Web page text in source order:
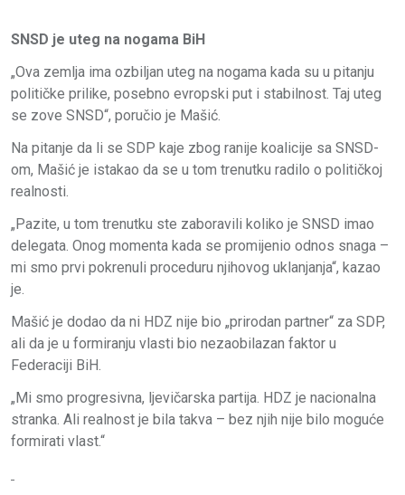
SNSD je uteg na nogama BiH
„Ova zemlja ima ozbiljan uteg na nogama kada su u pitanju
političke prilike, posebno evropski put i stabilnost. Taj uteg
se zove SNSD“, poručio je Mašić.
Na pitanje da li se SDP kaje zbog ranije koalicije sa SNSD-
om, Mašić je istakao da se u tom trenutku radilo o političkoj
realnosti.
„Pazite, u tom trenutku ste zaboravili koliko je SNSD imao
delegata. Onog momenta kada se promijenio odnos snaga –
mi smo prvi pokrenuli proceduru njihovog uklanjanja“, kazao
je.
Mašić je dodao da ni HDZ nije bio „prirodan partner“ za SDP,
ali da je u formiranju vlasti bio nezaobilazan faktor u
Federaciji BiH.
„Mi smo progresivna, ljevičarska partija. HDZ je nacionalna
stranka. Ali realnost je bila takva – bez njih nije bilo moguće
formirati vlast.“